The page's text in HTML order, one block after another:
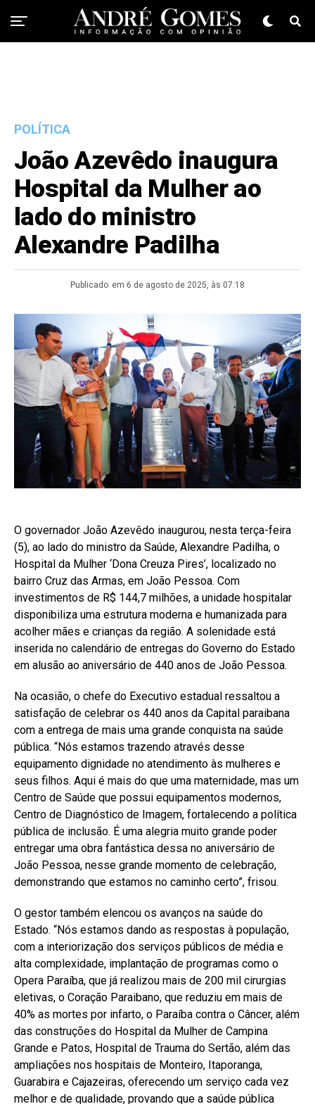
POLÍTICA
João Azevêdo inaugura
Hospital da Mulher ao
lado do ministro
Alexandre Padilha
Publicado em 6 de agosto de 2025, às 07:18
O governador João Azevêdo inaugurou, nesta terça-feira
(5), ao lado do ministro da Saúde, Alexandre Padilha, o
Hospital da Mulher ‘Dona Creuza Pires’, localizado no
bairro Cruz das Armas, em João Pessoa. Com
investimentos de R$ 144,7 milhões, a unidade hospitalar
disponibiliza uma estrutura moderna e humanizada para
acolher mães e crianças da região. A solenidade está
inserida no calendário de entregas do Governo do Estado
em alusão ao aniversário de 440 anos de João Pessoa.
Na ocasião, o chefe do Executivo estadual ressaltou a
satisfação de celebrar os 440 anos da Capital paraibana
com a entrega de mais uma grande conquista na saúde
pública. “Nós estamos trazendo através desse
equipamento dignidade no atendimento às mulheres e
seus filhos. Aqui é mais do que uma maternidade, mas um
Centro de Saúde que possui equipamentos modernos,
Centro de Diagnóstico de Imagem, fortalecendo a política
pública de inclusão. É uma alegria muito grande poder
entregar uma obra fantástica dessa no aniversário de
João Pessoa, nesse grande momento de celebração,
demonstrando que estamos no caminho certo”, frisou.
O gestor também elencou os avanços na saúde do
Estado. “Nós estamos dando as respostas à população,
com a interiorização dos serviços públicos de média e
alta complexidade, implantação de programas como o
Opera Paraíba, que já realizou mais de 200 mil cirurgias
eletivas, o Coração Paraibano, que reduziu em mais de
40% as mortes por infarto, o Paraíba contra o Câncer, além
das construções do Hospital da Mulher de Campina
Grande e Patos, Hospital de Trauma do Sertão, além das
ampliações nos hospitais de Monteiro, Itaporanga,
Guarabira e Cajazeiras, oferecendo um serviço cada vez
melhor e de qualidade, provando que a saúde pública